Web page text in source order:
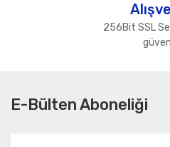
Ürün fiyatı diğer sitelerden
Bu ürüne benzer farklı
256Bit SSL
E-Bülten Aboneliği